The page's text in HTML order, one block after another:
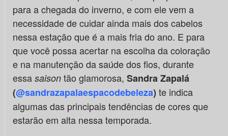
para a chegada do inverno, e com ele vem a
necessidade de cuidar ainda mais dos cabelos
nessa estação que é a mais fria do ano. E para
que você possa acertar na escolha da coloração
e na manutenção da saúde dos fios, durante
essa saisontão glamorosa, Sandra Zapalá
(@sandrazapalaespacodebeleza) te indica
algumas das principais tendências de cores que
estarão em alta nessa temporada.